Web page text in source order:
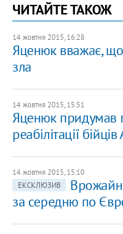
ЧИТАЙТЕ ТАКОЖ
14 жовтня 2015, 16:28
Яценюк вважає, що
зла
14 жовтня 2015, 15:51
Яценюк придумав
реабілітації
14 жовтня 2015, 15:10
ЕКСКЛЮЗИВ
за середню по